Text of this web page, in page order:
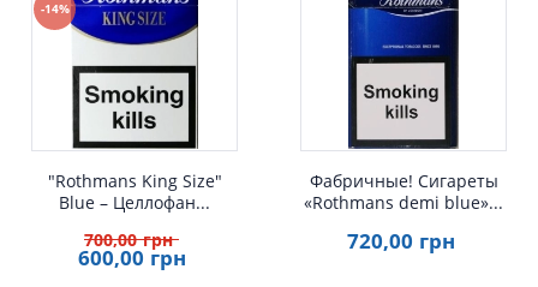
-14%
Быстрый просмотр
"Rothmans King Size"
Blue – Целлофан...
700,00 грн
600,00 грн
Быстрый просмотр
Фабричные! Сигареты
«Rothmans demi blue»...
720,00 грн